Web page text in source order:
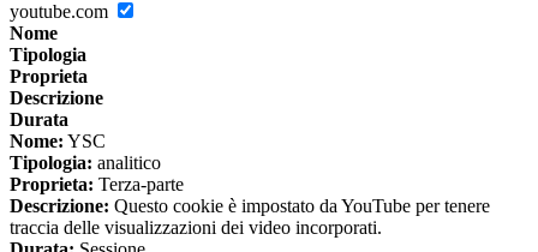
youtube.com
Nome
Tipologia
Proprieta
Descrizione
Durata
Nome: YSC
Tipologia: analitico
Proprieta: Terza-parte
Descrizione: Questo cookie è impostato da YouTube per tenere
traccia delle visualizzazioni dei video incorporati.